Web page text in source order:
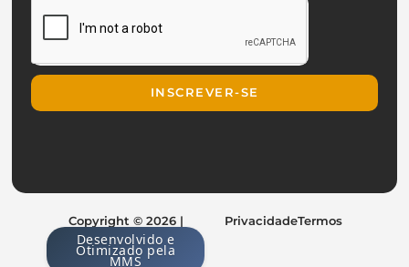
INSCREVER-SE
Copyright © 2026 |
Desenvolvido e
Otimizado pela
MMS
PrivacidadeTermos